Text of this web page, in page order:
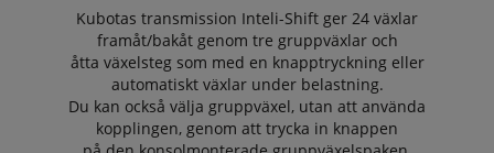
Kubotas transmission Inteli-Shift ger 24 växlar
framåt/bakåt genom tre gruppväxlar och
åtta växelsteg som med en knapptryckning eller
automatiskt växlar under belastning.
Du kan också välja gruppväxel, utan att använda
kopplingen, genom att trycka in knappen